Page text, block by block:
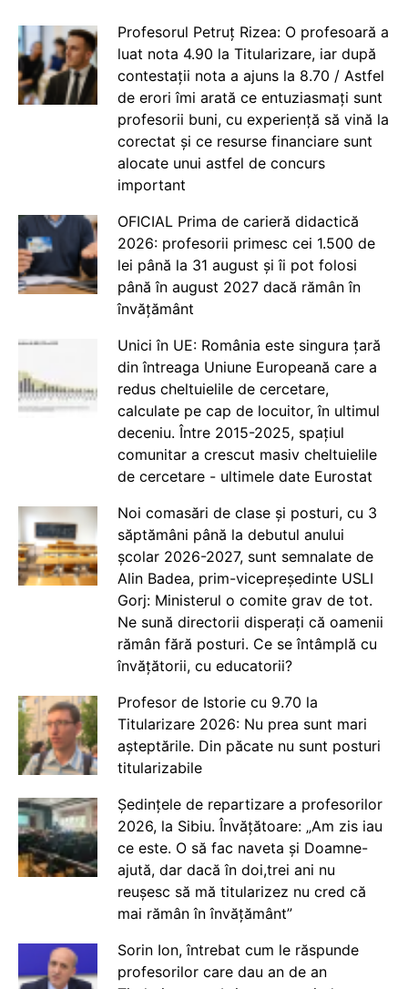
Profesorul Petruț Rizea: O profesoară a
luat nota 4.90 la Titularizare, iar după
contestații nota a ajuns la 8.70 / Astfel
de erori îmi arată ce entuziasmați sunt
profesorii buni, cu experiență să vină la
corectat și ce resurse financiare sunt
alocate unui astfel de concurs
important
OFICIAL Prima de carieră didactică
2026: profesorii primesc cei 1.500 de
lei până la 31 august și îi pot folosi
până în august 2027 dacă rămân în
învățământ
Unici în UE: România este singura țară
din întreaga Uniune Europeană care a
redus cheltuielile de cercetare,
calculate pe cap de locuitor, în ultimul
deceniu. Între 2015-2025, spațiul
comunitar a crescut masiv cheltuielile
de cercetare - ultimele date Eurostat
Noi comasări de clase și posturi, cu 3
săptămâni până la debutul anului
școlar 2026-2027, sunt semnalate de
Alin Badea, prim-vicepreședinte USLI
Gorj: Ministerul o comite grav de tot.
Ne sună directorii disperați că oamenii
rămân fără posturi. Ce se întâmplă cu
învățătorii, cu educatorii?
Profesor de Istorie cu 9.70 la
Titularizare 2026: Nu prea sunt mari
așteptările. Din păcate nu sunt posturi
titularizabile
Ședințele de repartizare a profesorilor
2026, la Sibiu. Învățătoare: „Am zis iau
ce este. O să fac naveta și Doamne-
ajută, dar dacă în doi,trei ani nu
reușesc să mă titularizez nu cred că
mai rămân în învățământ”
Sorin Ion, întrebat cum le răspunde
profesorilor care dau an de an